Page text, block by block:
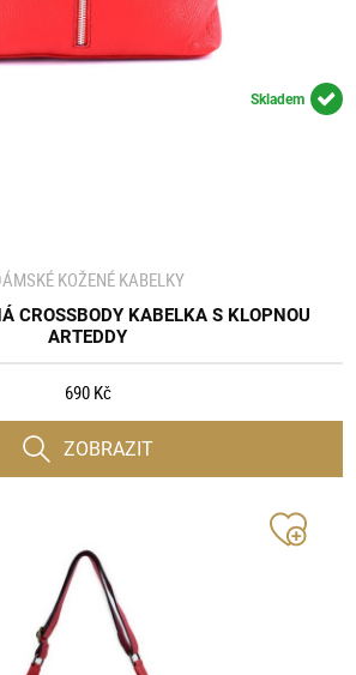
Skladem
KOŽENÉ KABELKY
CROSSBODY KABELKA S KLOPNOU
ARTEDDY
690 Kč
ZOBRAZIT